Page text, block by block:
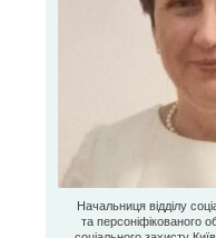
Начальниця відділу
та персоніфікованого